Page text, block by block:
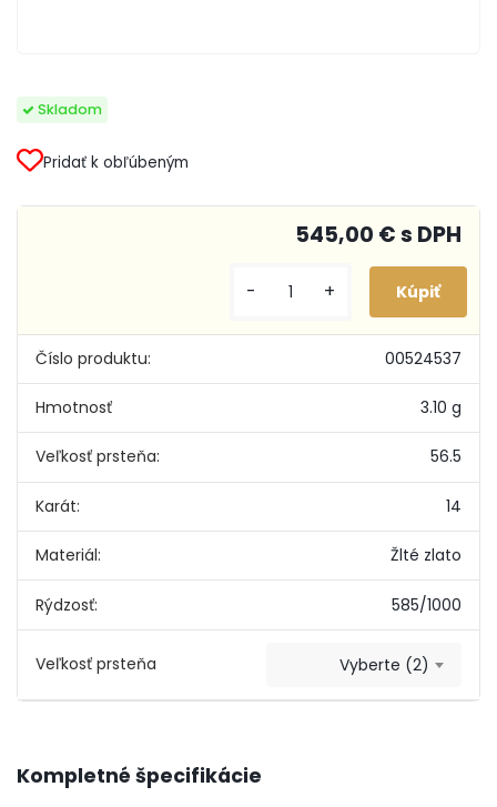
Skladom
Pridať k obľúbeným
Číslo produktu: 00524537
Hmotnosť 3.10 g
Veľkosť prsteňa: 56.5
Karát: 14
Materiál: Žlté zlato
Rýdzosť: 585/1000
Veľkosť prsteňa Vyberte (2)
545,00 € s DPH
- +
Kompletné špecifikácie